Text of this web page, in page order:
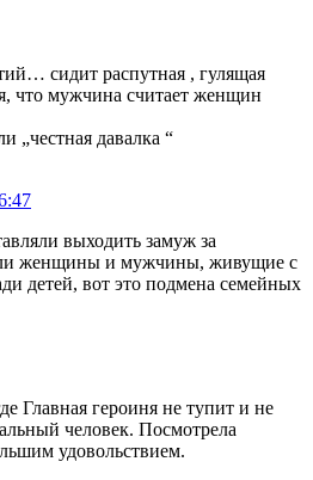
сидит распутная , гулящая
что мужчина считает женщин
„честная давалка “
выходить замуж за
женщины и мужчины, живущие с
детей, вот это подмена семейных
Главная героиня не тупит и не
человек. Посмотрела
удовольствием.